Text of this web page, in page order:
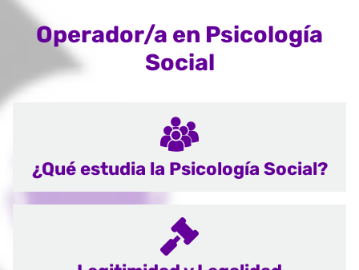
Operador/a en Psicología
Social
¿Qué estudia la Psicología Social?